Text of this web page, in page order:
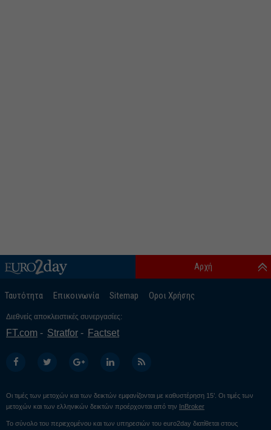
Ταυτότητα Επικοινωνία Sitemap Οροι Χρήσης
Αρχή
Διεθνείς αποκλειστικές συνεργασίες:
FT.com Stratfor Factset
Οι τιμές των μετοχών και των δεικτών εμφανίζονται με καθυστέρηση 15’. Οι τιμές των
μετοχών και των ελληνικών δεικτών προέρχονται από την InBroker
Το σύνολο του περιεχομένου και των υπηρεσιών του euro2day διατίθεται στους